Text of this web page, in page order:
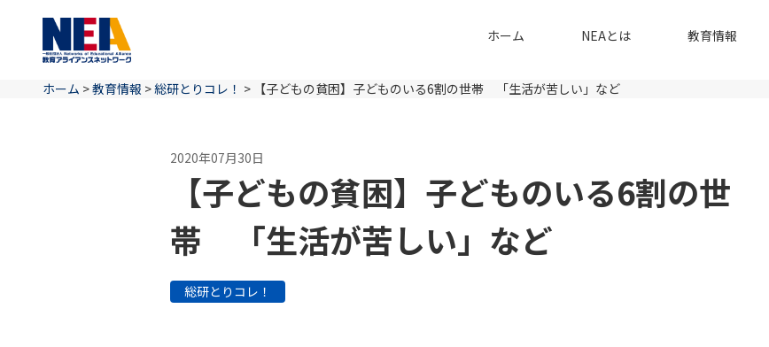
ホーム NEAとは 教育情報
ホーム >教育情報 >総研とりコレ！ > 【子どもの貧困】子どものいる6割の世帯 「生活が苦しい」など
2020年07月30日
【子どもの貧困】子どものいる6割の世
帯 「生活が苦しい」など
総研とりコレ！